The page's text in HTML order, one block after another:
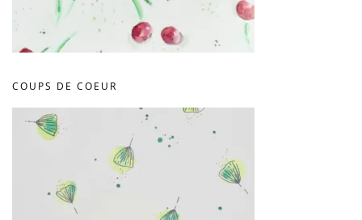
COUPS DE COEUR